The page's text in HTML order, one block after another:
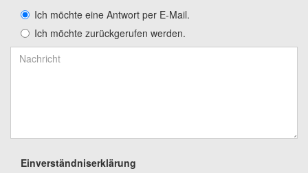
Ich möchte eine Antwort per E-Mail.
Ich möchte zurückgerufen werden.
Einverständniserklärung